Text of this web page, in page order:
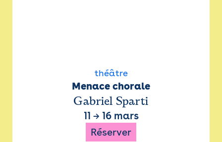
théâtre
Menace chorale
Gabriel Sparti
11 → 16 mars
Réserver